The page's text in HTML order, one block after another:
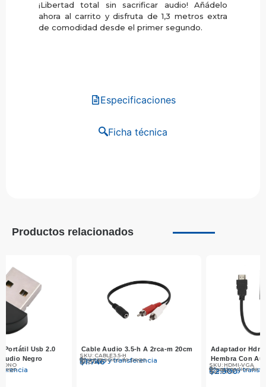
Especificaciones
Ficha técnica
¡Libertad total sin sacrificar audio! Añádelo
ahora al carrito y disfruta de 1,3 metros extra
de comodidad desde el primer segundo.
Productos relacionados
Cable Audio 3.5-h A 2rca-m 20cm
SKU: CABLE3.5-H
$1.746
Efectivo y transferencia
$1.800
Otros medios de pago
Adaptador Hdmi Macho A Vga
Hembra Con Audio
SKU: HDMI-VGA
Efectivo y transferencia
Otros medios de pago